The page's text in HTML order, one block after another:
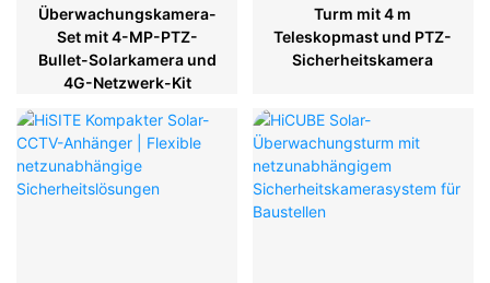
Überwachungskamera-
Set mit 4-MP-PTZ-
Bullet-Solarkamera und
4G-Netzwerk-Kit
Turm mit 4 m
Teleskopmast und PTZ-
Sicherheitskamera